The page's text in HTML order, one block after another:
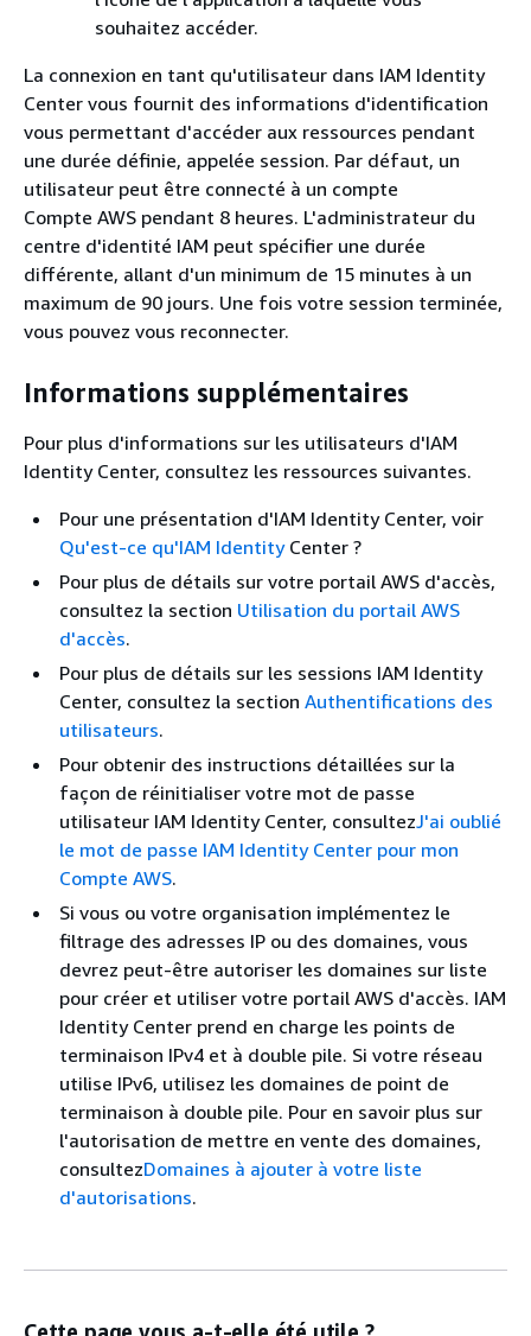
souhaitez accéder.
La connexion en tant qu'utilisateur dans IAM Identity
Center vous fournit des informations d'identification
vous permettant d'accéder aux ressources pendant
une durée définie, appelée session. Par défaut, un
utilisateur peut être connecté à un compte
Compte AWS pendant 8 heures. L'administrateur du
centre d'identité IAM peut spécifier une durée
différente, allant d'un minimum de 15 minutes à un
maximum de 90 jours. Une fois votre session terminée,
vous pouvez vous reconnecter.
Informations supplémentaires
Pour plus d'informations sur les utilisateurs d'IAM
Identity Center, consultez les ressources suivantes.
Pour une présentation d'IAM Identity Center, voir
Qu'est-ce qu'IAM IdentityCenter ?
Pour plus de détails sur votre portail AWS d'accès,
consultez la section Utilisation du portail AWS
d'accès.
Pour plus de détails sur les sessions IAM Identity
Center, consultez la section Authentifications des
utilisateurs.
Pour obtenir des instructions détaillées sur la
façon de réinitialiser votre mot de passe
utilisateur IAM Identity Center, consultezJ'ai oublié
le mot de passe IAM Identity Center pour mon
Compte AWS.
Si vous ou votre organisation implémentez le
filtrage des adresses IP ou des domaines, vous
devrez peut-être autoriser les domaines sur liste
pour créer et utiliser votre portail AWS d'accès. IAM
Identity Center prend en charge les points de
terminaison IPv4 et à double pile. Si votre réseau
utilise IPv6, utilisez les domaines de point de
terminaison à double pile. Pour en savoir plus sur
l'autorisation de mettre en vente des domaines,
consultezDomaines à ajouter à votre liste
d'autorisations.
Cette page vous a-t-elle été utile ?